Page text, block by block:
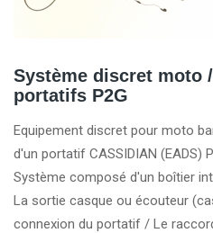
Système discret moto
portatifs P2G
Equipement discret pour moto
d'un portatif CASSIDIAN (EADS)
Système composé d'un boîtier
La sortie casque ou écouteur
connexion du portatif / Le